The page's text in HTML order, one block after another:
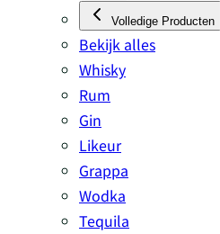
Volledige Producten
Bekijk alles
Whisky
Rum
Gin
Likeur
Grappa
Wodka
Tequila